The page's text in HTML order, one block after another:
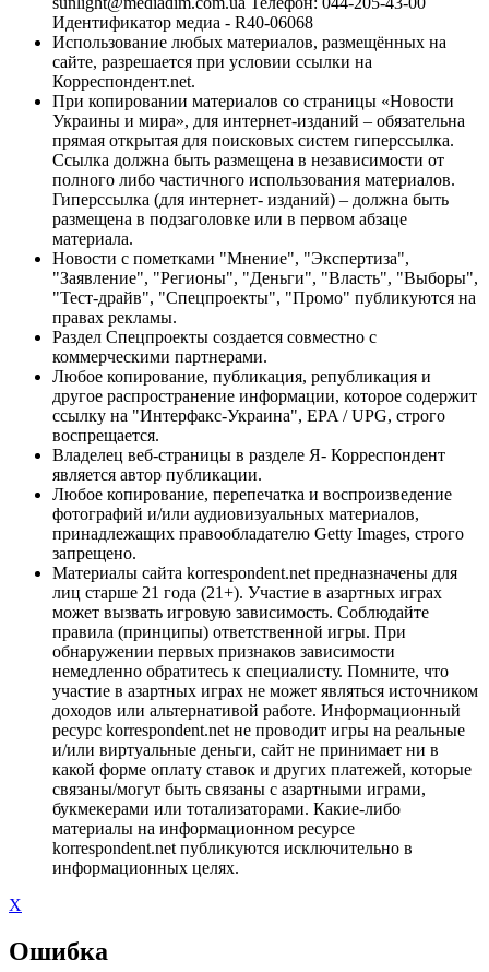
Идентификатор медиа - R40-06068
Использование любых материалов, размещённых на
сайте, разрешается при условии ссылки на
Корреспондент.net.
При копировании материалов со страницы «Новости
Украины и мира», для интернет-изданий – обязательна
прямая открытая для поисковых систем гиперссылка.
Ссылка должна быть размещена в независимости от
полного либо частичного использования материалов.
Гиперссылка (для интернет- изданий) – должна быть
размещена в подзаголовке или в первом абзаце
материала.
Новости с пометками "Мнение", "Экспертиза",
"Заявление", "Регионы", "Деньги", "Власть", "Выборы",
"Тест-драйв", "Спецпроекты", "Промо" публикуются на
правах рекламы.
Раздел Спецпроекты создается совместно с
коммерческими партнерами.
Любое копирование, публикация, републикация и
другое распространение информации, которое содержит
ссылку на "Интерфакс-Украина", EPA / UPG, строго
воспрещается.
Владелец веб-страницы в разделе Я- Корреспондент
является автор публикации.
Любое копирование, перепечатка и воспроизведение
фотографий и/или аудиовизуальных материалов,
принадлежащих правообладателю Getty Images, строго
запрещено.
Материалы сайта korrespondent.net предназначены для
лиц старше 21 года (21+). Участие в азартных играх
может вызвать игровую зависимость. Соблюдайте
правила (принципы) ответственной игры. При
обнаружении первых признаков зависимости
немедленно обратитесь к специалисту. Помните, что
участие в азартных играх не может являться источником
доходов или альтернативой работе. Информационный
ресурс korrespondent.net не проводит игры на реальные
и/или виртуальные деньги, сайт не принимает ни в
какой форме оплату ставок и других платежей, которые
связаны/могут быть связаны с азартными играми,
букмекерами или тотализаторами. Какие-либо
материалы на информационном ресурсе
korrespondent.net публикуются исключительно в
информационных целях.
X
Ошибка